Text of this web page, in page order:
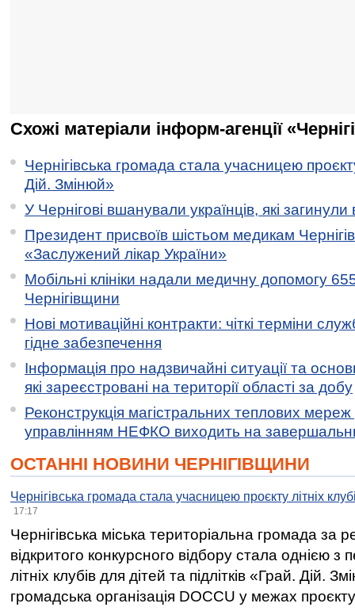
Схожі матеріали інформ-агенції
Чернігівська громада стала учасницею
Дій. Змінюй»
У Чернігові вшанували українців, які загинули
Президент присвоїв шістьом медикам
«Заслужений лікар України»
Мобільні клініки надали медичну допомогу
Чернігівщини
Нові мотиваційні контракти: чіткі терміни
гідне забезпечення
Інформація про надзвичайні ситуації та
які зареєстровані на території області за добу
Реконструкція магістральних теплових мереж
управлінням НЕФКО виходить на
ОСТАННІ НОВИНИ ЧЕРНІГІВЩИНИ
Чернігівська громада стала учасницею проєкту літніх
17:17
Чернігівська міська територіальна громада за
відкритого конкурсного відбору стала однією
літніх клубів для дітей та підлітків «Грай. Дій.
громадська організація DOCCU у межах